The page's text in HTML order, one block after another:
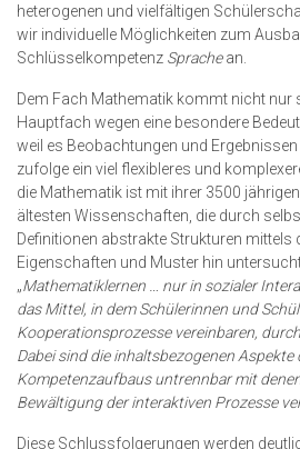
heterogenen und vielfältigen
wir individuelle Möglichkeiten zum
Schlüsselkompetenz Sprachean.
Dem Fach Mathematik kommt nicht nur
Hauptfach wegen eine besondere
weil es Beobachtungen und
zufolge ein viel flexibleres und
die Mathematik ist mit ihrer 3500
ältesten Wissenschaften, die durch
Definitionen abstrakte Strukturen mittels
Eigenschaften und Muster hin
„Mathematiklernen … nur in sozialer
das Mittel, in dem Schülerinnen und
Kooperationsprozesse vereinbaren,
Dabei sind die inhaltsbezogenen Aspekte
Kompetenzaufbaus untrennbar mit
Bewältigung der interaktiven Prozesse
Diese Schlussfolgerungen werden